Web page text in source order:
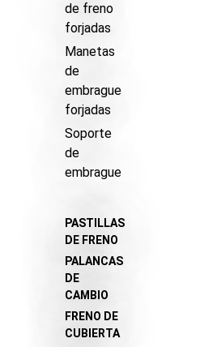
de freno
forjadas
Manetas
de
embrague
forjadas
Soporte
de
embrague
PASTILLAS
DE FRENO
PALANCAS
DE
CAMBIO
FRENO DE
CUBIERTA